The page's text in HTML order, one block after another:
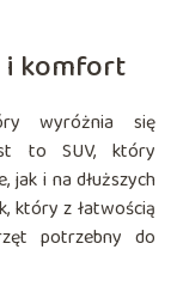
i komfort
wyróżnia się
to SUV, który
jak i na dłuższych
który z łatwością
potrzebny do